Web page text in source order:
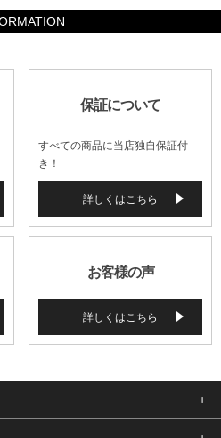
保証について
すべての商品に当店独自保証付
き！
詳しくはこちら
お客様の声
詳しくはこちら